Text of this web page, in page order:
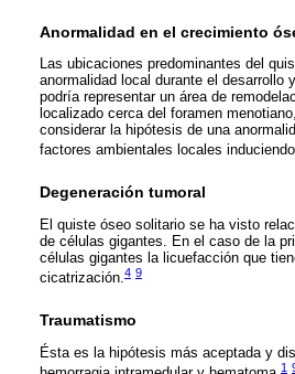
Anormalidad en el crecimiento
Las ubicaciones predominantes del
anormalidad local durante el desarrollo
podría representar un área de
localizado cerca del foramen
considerar la hipótesis de una
factores ambientales locales
Degeneración tumoral
El quiste óseo solitario se ha visto
de células gigantes. En el caso de la
células gigantes la licuefacción que
cicatrización.4 9
Traumatismo
Ésta es la hipótesis más aceptada y
1